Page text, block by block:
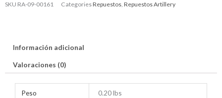
40
SKU RA-09-00161 CategoriesRepuestos, Repuestos Artillery
Información adicional
Valoraciones (0)
Peso 0.20 lbs